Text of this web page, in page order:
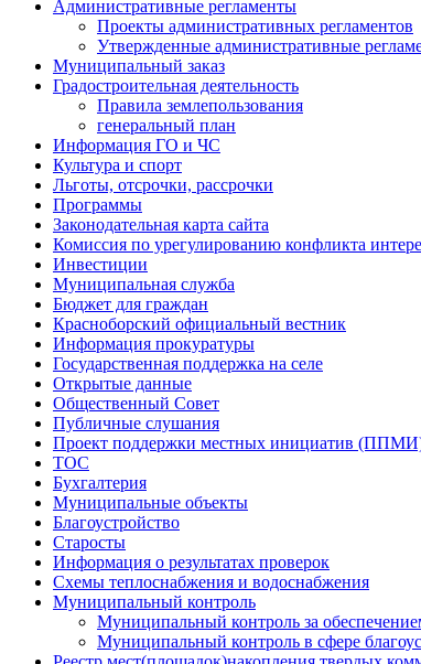
Административные регламенты
Проекты административных регламентов
Утвержденные административные
Муниципальный заказ
Градостроительная деятельность
Правила землепользования
генеральный план
Информация ГО и ЧС
Культура и спорт
Льготы, отсрочки, рассрочки
Программы
Законодательная карта сайта
Комиссия по урегулированию конфликта
Инвестиции
Муниципальная служба
Бюджет для граждан
Красноборский официальный вестник
Информация прокуратуры
Государственная поддержка на селе
Открытые данные
Общественный Совет
Публичные слушания
Проект поддержки местных инициатив
ТОС
Бухгалтерия
Муниципальные объекты
Благоустройство
Старосты
Информация о результатах проверок
Схемы теплоснабжения и водоснабжения
Муниципальный контроль
Муниципальный контроль за
Муниципальный контроль в сфере